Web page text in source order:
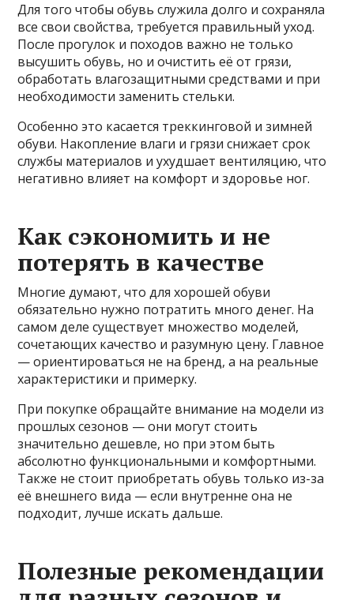
Для того чтобы обувь служила долго и сохраняла
все свои свойства, требуется правильный уход.
После прогулок и походов важно не только
высушить обувь, но и очистить её от грязи,
обработать влагозащитными средствами и при
необходимости заменить стельки.
Особенно это касается треккинговой и зимней
обуви. Накопление влаги и грязи снижает срок
службы материалов и ухудшает вентиляцию, что
негативно влияет на комфорт и здоровье ног.
Как сэкономить и не
потерять в качестве
Многие думают, что для хорошей обуви
обязательно нужно потратить много денег. На
самом деле существует множество моделей,
сочетающих качество и разумную цену. Главное
— ориентироваться не на бренд, а на реальные
характеристики и примерку.
При покупке обращайте внимание на модели из
прошлых сезонов — они могут стоить
значительно дешевле, но при этом быть
абсолютно функциональными и комфортными.
Также не стоит приобретать обувь только из-за
её внешнего вида — если внутренне она не
подходит, лучше искать дальше.
Полезные рекомендации